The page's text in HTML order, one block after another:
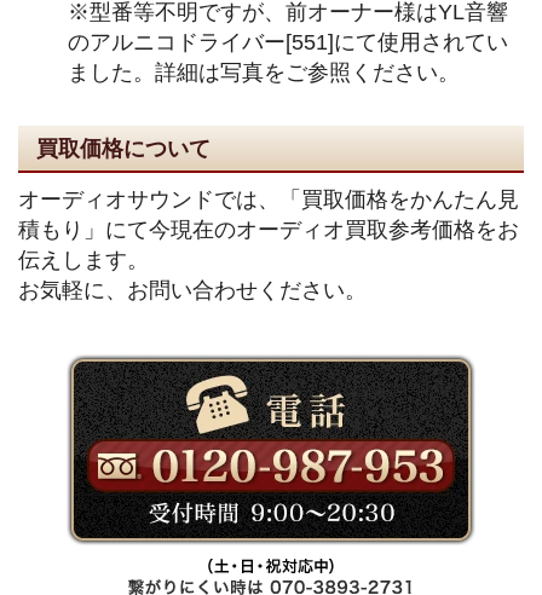
※型番等不明ですが、前オーナー様はYL音響
のアルニコドライバー[551]にて使用されてい
ました。詳細は写真をご参照ください。
買取価格について
オーディオサウンドでは、「買取価格をかんたん見
積もり」にて今現在のオーディオ買取参考価格をお
伝えします。
お気軽に、お問い合わせください。